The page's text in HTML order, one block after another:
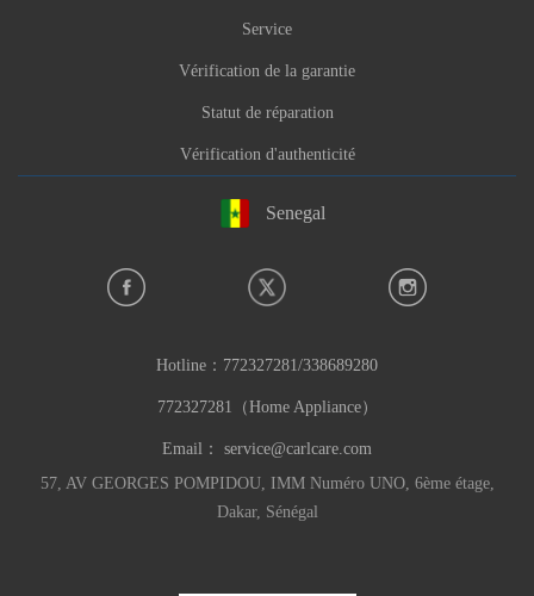
Service
Vérification de la garantie
Statut de réparation
Vérification d'authenticité
Senegal
Hotline： 772327281/338689280
772327281（Home Appliance）
Email： service@carlcare.com
57, AV GEORGES POMPIDOU, IMM Numéro UNO, 6ème étage,
Dakar, Sénégal